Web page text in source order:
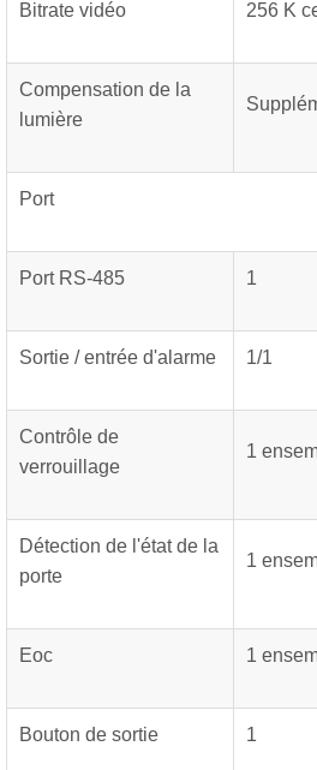
Bitrate vidéo 256 K
Compensation de la
lumière
Port
Port RS-485 1
Sortie / entrée d'alarme 1/1
Contrôle de
verrouillage
1
Détection de l'état de la
porte
1
Eoc 1
Bouton de sortie 1